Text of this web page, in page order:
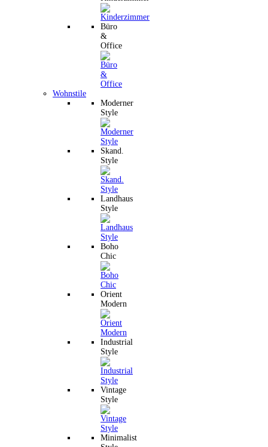
Büro
&
Office
Wohnstile
Moderner
Style
Skand.
Style
Landhaus
Style
Boho
Chic
Orient
Modern
Industrial
Style
Vintage
Style
Minimalist